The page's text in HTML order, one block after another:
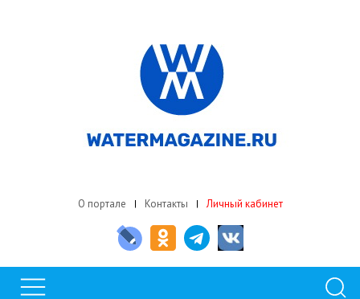
О портале Контакты Личный кабинет